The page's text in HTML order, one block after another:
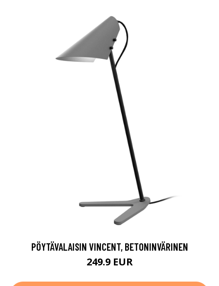
PÖYTÄVALAISIN VINCENT, BETONINVÄRINEN
249.9 EUR